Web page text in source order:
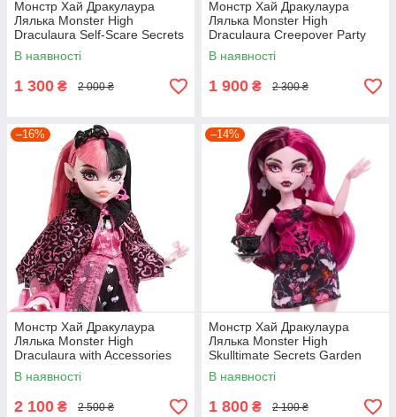
Монстр Хай Дракулаура
Лялька Monster High
Draculaura Self-Scare Secrets
JHK43
В наявності
1 300 ₴ 2 000 ₴
Монстр Хай Дракулаура
Лялька Monster High
Draculaura Creepover Party
HKY66
В наявності
1 900 ₴ 2 300 ₴
–16%
Монстр Хай Дракулаура
Лялька Monster High
Draculaura with Accessories
and Pet HHK51
В наявності
2 100 ₴ 2 500 ₴
–14%
Монстр Хай Дракулаура
Лялька Monster High
Skulltimate Secrets Garden
Mysteries Draculaura HYT72
В наявності
1 800 ₴ 2 100 ₴